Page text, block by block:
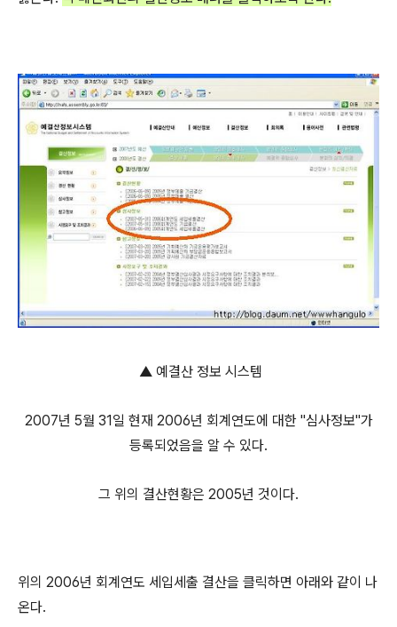
▲ 예결산 정보 시스템
2007년 5월 31일 현재 2006년 회계연도에 대한 "심사정보"가
등록되었음을 알 수 있다.
그 위의 결산현황은 2005년 것이다.
위의 2006년 회계연도 세입세출 결산을 클릭하면 아래와 같이 나
온다.